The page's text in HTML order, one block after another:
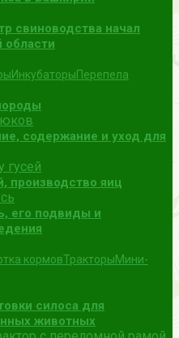
свиноводства начал
области
ИнкубаторыПерепела
содержание и уход для
производство яиц
его подвиды и
кормовТракторыМини-
силоса для
животных